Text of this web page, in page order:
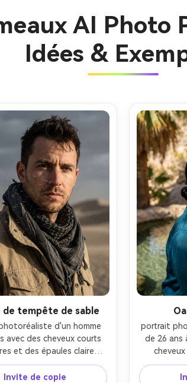
AI
Idées &
de tempête de sable
d'un homme
avec des cheveux courts
et des épaules claires,
épaules inclinées,
écharpe de désert au
Invite de copie
portrait
de 26 ans
chignon
près